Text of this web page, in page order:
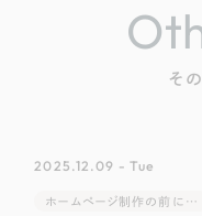
そ
2025.12.09 - Tue
ホームページ制作の前に…